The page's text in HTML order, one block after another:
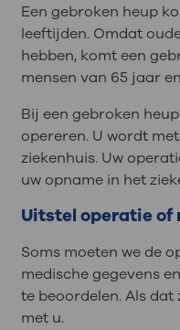
Een gebroken heup
leeftijden. Omdat
hebben, komt een
mensen van 65 jaar
Bij een gebroken
opereren. U wordt
ziekenhuis. Uw
uw opname in het
Uitstel operatie of
Soms moeten we de
medische gegevens
te beoordelen. Als dat
met u.